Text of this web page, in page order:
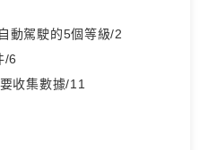
動駕駛的5個等級/2
/6
收集數據/11